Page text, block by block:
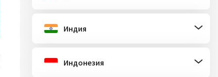
Индия
Индонезия